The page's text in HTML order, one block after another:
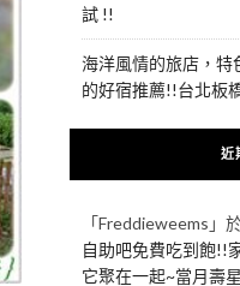
試 !!
海洋風情的旅店，特
的好宿推薦!!台北板
近
「Freddieweems 」
自助吧免費吃到飽!!
它聚在一起~當月壽